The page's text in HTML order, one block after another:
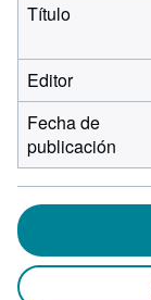
Título
Editor
Fecha de
publicación